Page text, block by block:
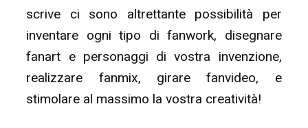
scrive ci sono altrettante possibilità per
inventare ogni tipo di fanwork, disegnare
fanart e personaggi di vostra invenzione,
realizzare fanmix, girare fanvideo, e
stimolare al massimo la vostra creatività!